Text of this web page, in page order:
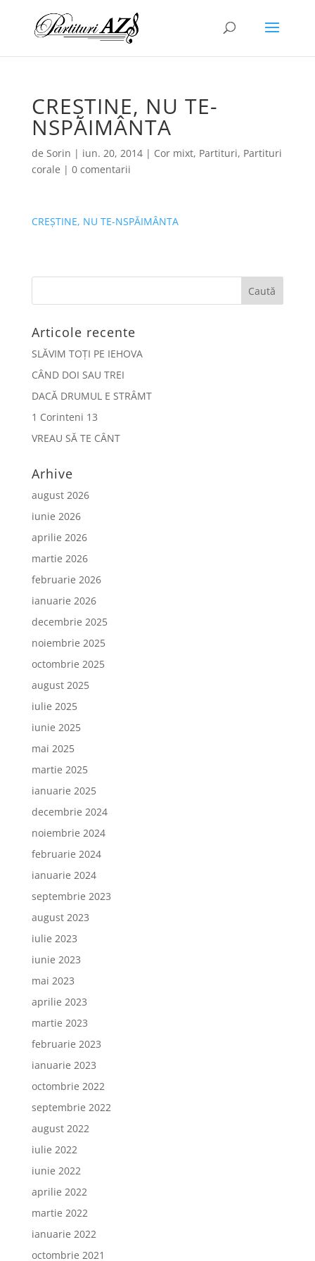
CREȘTINE, NU TE-
NSPĂIMÂNTA
de Sorin | iun. 20, 2014| Cor mixt, Partituri, Partituri
corale | 0 comentarii
CREȘTINE, NU TE-NSPĂIMÂNTA
Articole recente
SLĂVIM TOȚI PE IEHOVA
CÂND DOI SAU TREI
DACĂ DRUMUL E STRÂMT
1 Corinteni 13
VREAU SĂ TE CÂNT
Arhive
august 2026
iunie 2026
aprilie 2026
martie 2026
februarie 2026
ianuarie 2026
decembrie 2025
noiembrie 2025
octombrie 2025
august 2025
iulie 2025
iunie 2025
mai 2025
martie 2025
ianuarie 2025
decembrie 2024
noiembrie 2024
februarie 2024
ianuarie 2024
septembrie 2023
august 2023
iulie 2023
iunie 2023
mai 2023
aprilie 2023
martie 2023
februarie 2023
ianuarie 2023
octombrie 2022
septembrie 2022
august 2022
iulie 2022
iunie 2022
aprilie 2022
martie 2022
ianuarie 2022
octombrie 2021